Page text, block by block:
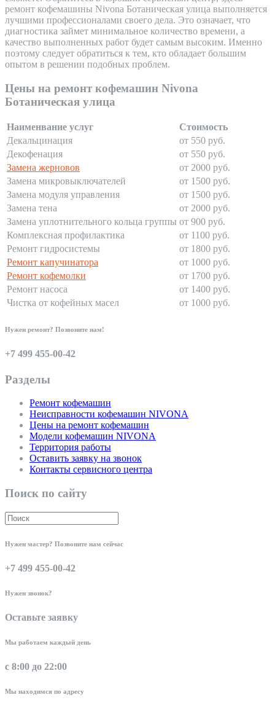
ремонт кофемашины Nivona Ботаническая улица выполняется
лучшими профессионалами своего дела. Это означает, что
диагностика займет минимальное количество времени, а
качество выполненных работ будет самым высоким. Именно
поэтому следует обратиться к тем, кто обладает большим
опытом в решении подобных проблем.
Цены на ремонт кофемашин Nivona
Ботаническая улица
Наименвание услуг
Стоимость
Декальцинация
от 550 руб.
Декофенация
от 550 руб.
Замена жерновов
от 2000 руб.
Замена микровыключателей
от 1500 руб.
Замена модуля управления
от 1500 руб.
Замена тена
от 2000 руб.
Замена уплотнительного кольца группы от 900 руб.
Комплексная профилактика
от 1100 руб.
Ремонт гидросистемы
от 1800 руб.
Ремонт капучинатора
от 1000 руб.
Ремонт кофемолки
от 1700 руб.
Ремонт насоса
от 1400 руб.
Чистка от кофейных масел
от 1000 руб.
Нужен ремонт? Позвоните нам!
+7 499 455-00-42
Разделы
Ремонт кофемашин
Неисправности кофемашин NIVONA
Цены на ремонт кофемашин
Модели кофемашин NIVONA
Территория работы
Оставить заявку на звонок
Контакты сервисного центра
Поиск по сайту
Нужен мастер? Позвоните нам сейчас
+7 499 455-00-42
Нужен звонок?
Оставьте заявку
Мы работаем каждый день
с 8:00 до 22:00
Мы находимся по адресу